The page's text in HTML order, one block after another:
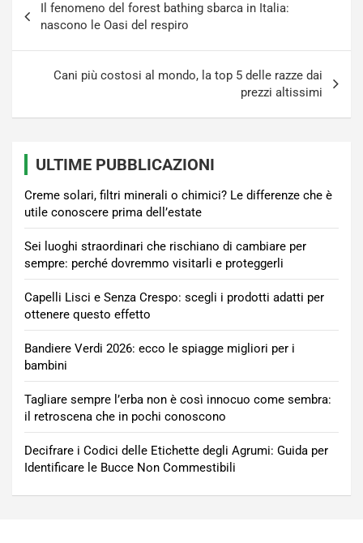
articoli
Il fenomeno del forest bathing sbarca in Italia:
nascono le Oasi del respiro
Cani più costosi al mondo, la top 5 delle razze dai
prezzi altissimi
ULTIME PUBBLICAZIONI
Creme solari, filtri minerali o chimici? Le differenze che è
utile conoscere prima dell’estate
Sei luoghi straordinari che rischiano di cambiare per
sempre: perché dovremmo visitarli e proteggerli
Capelli Lisci e Senza Crespo: scegli i prodotti adatti per
ottenere questo effetto
Bandiere Verdi 2026: ecco le spiagge migliori per i
bambini
Tagliare sempre l’erba non è così innocuo come sembra:
il retroscena che in pochi conoscono
Decifrare i Codici delle Etichette degli Agrumi: Guida per
Identificare le Bucce Non Commestibili